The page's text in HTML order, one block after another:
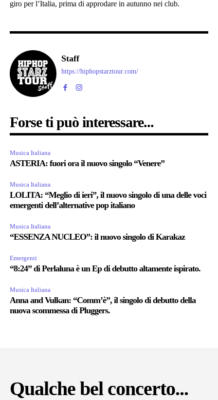
giro per l’Italia, prima di approdare in autunno nei club.
Staff
https://hiphopstarztour.com/
Forse ti può interessare...
Musica Italiana
ASTERIA: fuori ora il nuovo singolo “Venere”
Musica Italiana
LOLITA: “Meglio di ieri”, il nuovo singolo di una delle voci
emergenti dell’alternative pop italiano
Musica Italiana
“ESSENZA NUCLEO”: il nuovo singolo di Karakaz
Emergenti
“8:24” di Perlaluna è un Ep di debutto altamente ispirato.
Musica Italiana
Anna and Vulkan: “Comm’è”, il singolo di debutto della
nuova scommessa di Pluggers.
Qualche bel concerto...